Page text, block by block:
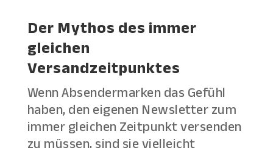
Der Mythos des immer
gleichen
Versandzeitpunktes
Wenn Absendermarken das Gefühl
haben, den eigenen Newsletter zum
immer gleichen Zeitpunkt versenden